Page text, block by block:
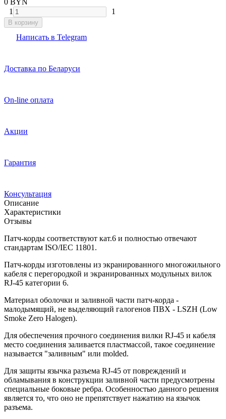
1
1
В корзину
Написать в Telegram
Доставка по Беларуси
On-line оплата
Акции
Гарантия
Консультация
Описание
Характеристики
Отзывы
Патч-корды соответствуют кат.6 и полностью отвечают
стандартам ISO/IEC 11801.
Патч-корды изготовлены из экранированного многожильного
кабеля с перегородкой и экранированных модульных вилок
RJ-45 категории 6.
Материал оболочки и заливной части патч-корда -
малодымящий, не выделяющий галогенов ПВХ - LSZH (Low
Smoke Zero Halogen).
Для обеспечения прочного соединения вилки RJ-45 и кабеля
место соединения заливается пластмассой, такое соединение
называется "заливным" или molded.
Для защиты язычка разъема RJ-45 от повреждений и
обламывания в конструкции заливной части предусмотрены
специальные боковые ребра. Особенностью данного решения
является то, что оно не препятствует нажатию на язычок
разъема.